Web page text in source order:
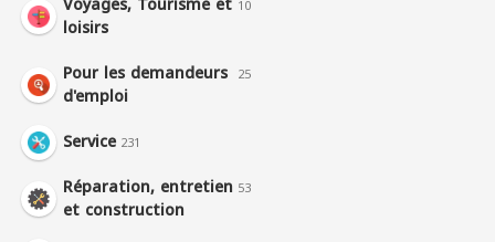
loisirs
10
Pour les demandeurs
d'emploi
25
Service 231
Réparation, entretien
et construction
53